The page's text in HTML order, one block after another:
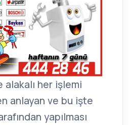
alakalı her işlemi
anlayan ve bu işte
yapılması